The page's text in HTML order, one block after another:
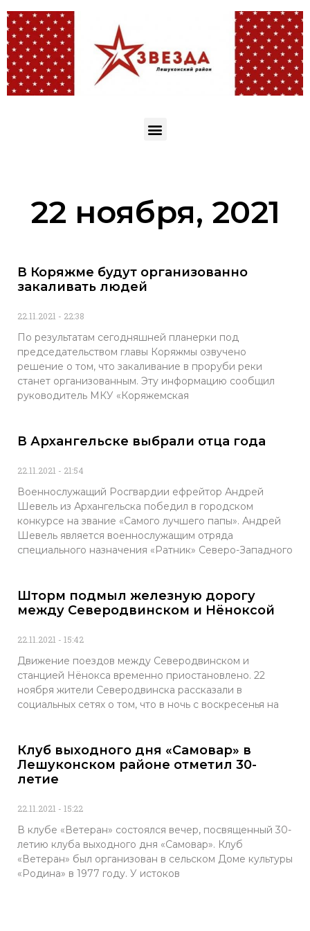
22 ноября, 2021
В Коряжме будут организованно
закаливать людей
22.11.2021 22:38
По результатам сегодняшней планерки под
председательством главы Коряжмы озвучено
решение о том, что закаливание в проруби реки
станет организованным. Эту информацию сообщил
руководитель МКУ «Коряжемская
В Архангельске выбрали отца года
22.11.2021 21:54
Военнослужащий Росгвардии ефрейтор Андрей
Шевель из Архангельска победил в городском
конкурсе на звание «Самого лучшего папы». Андрей
Шевель является военнослужащим отряда
специального назначения «Ратник» Северо-Западного
Шторм подмыл железную дорогу
между Северодвинском и Нёноксой
22.11.2021 15:42
Движение поездов между Северодвинском и
станцией Нёнокса временно приостановлено. 22
ноября жители Северодвинска рассказали в
социальных сетях о том, что в ночь с воскресенья на
Клуб выходного дня «Самовар» в
Лешуконском районе отметил 30-
летие
22.11.2021 15:22
В клубе «Ветеран» состоялся вечер, посвященный 30-
летию клуба выходного дня «Самовар». Клуб
«Ветеран» был организован в сельском Доме культуры
«Родина» в 1977 году. У истоков